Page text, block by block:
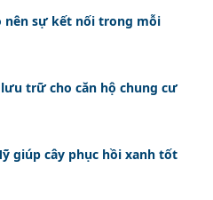
nên sự kết nối trong mỗi
trữ cho căn hộ chung cư
giúp cây phục hồi xanh tốt